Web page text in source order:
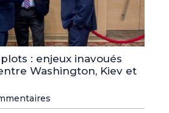
: enjeux inavoués
Washington, Kiev et